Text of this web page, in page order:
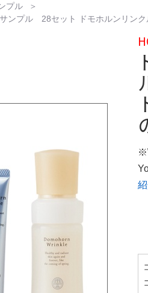
プル
ンプル 28セット ドモホルンリン